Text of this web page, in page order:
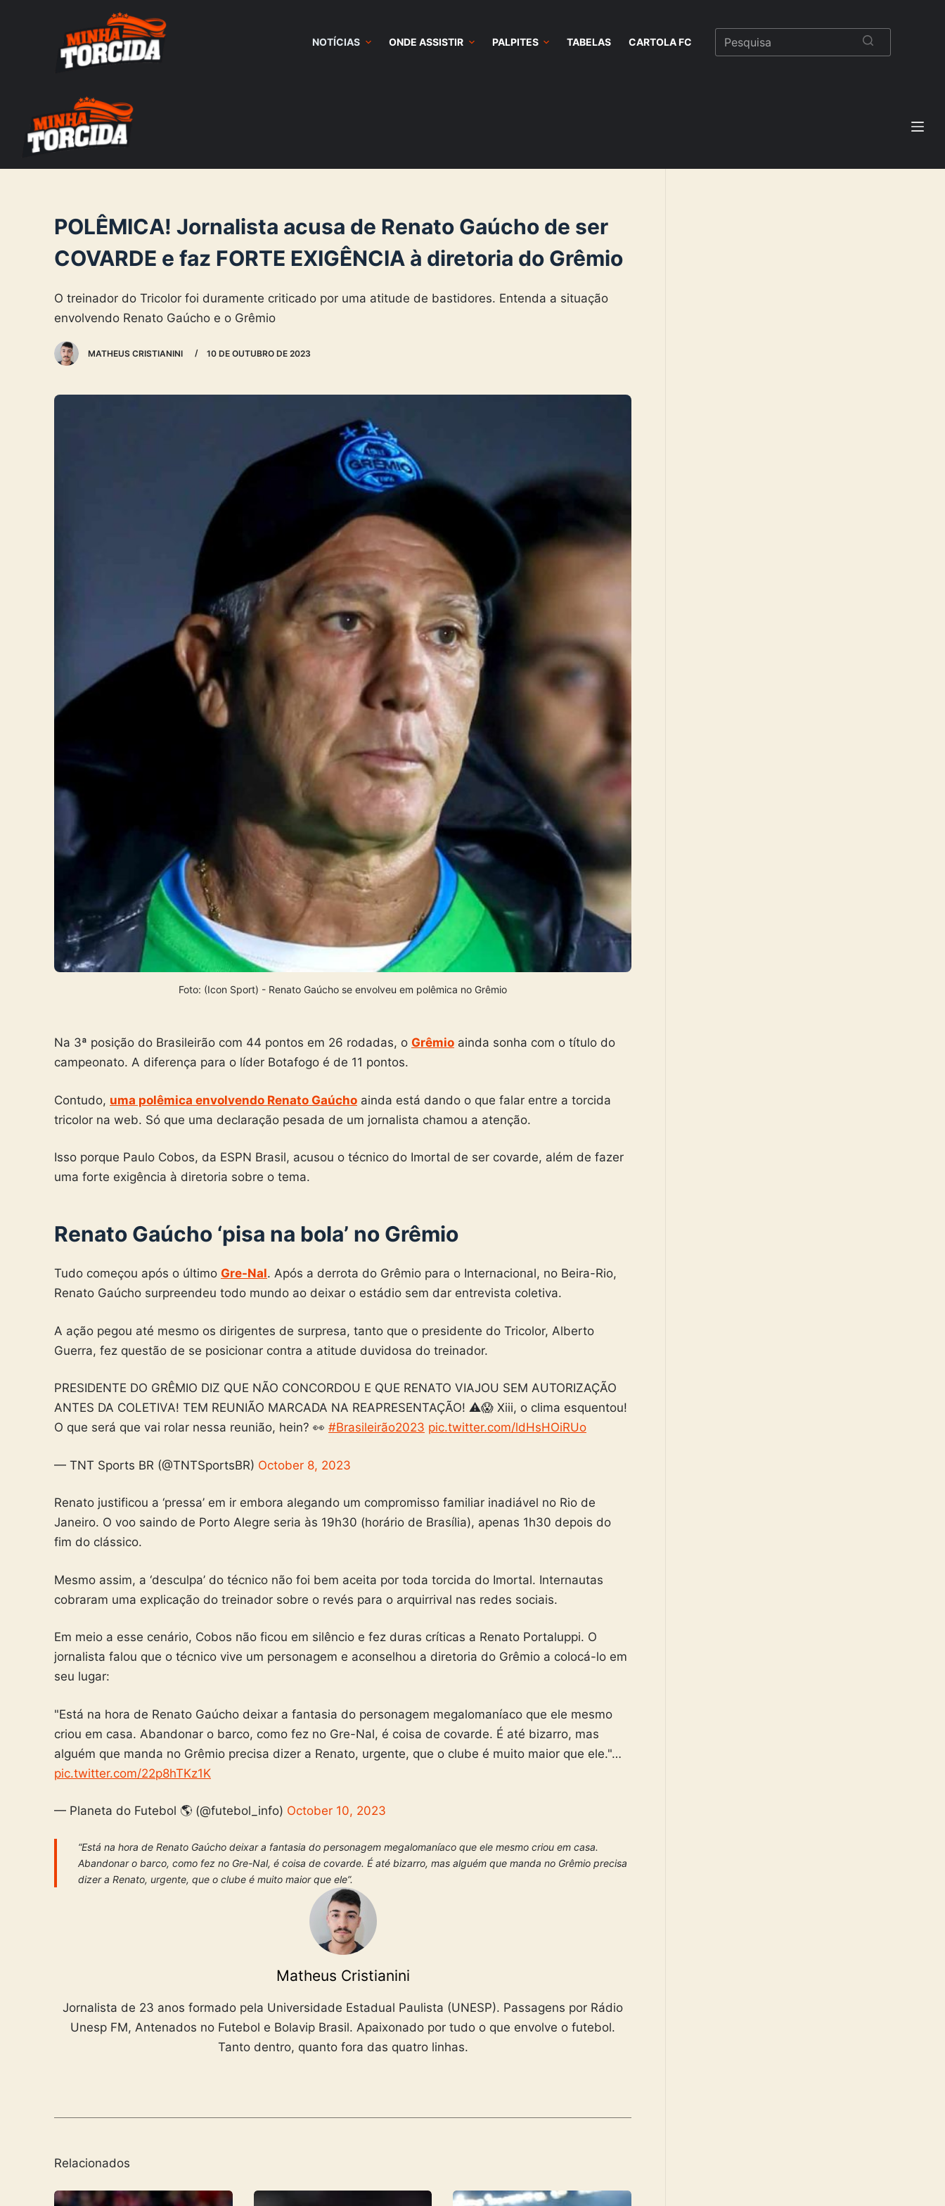
NOTÍCIAS ONDE ASSISTIR PALPITES TABELAS CARTOLA FC
POLÊMICA! Jornalista acusa de Renato Gaúcho de ser
COVARDE e faz FORTE EXIGÊNCIA à diretoria do Grêmio
O treinador do Tricolor foi duramente criticado por uma atitude de bastidores. Entenda a situação
envolvendo Renato Gaúcho e o Grêmio
MATHEUS CRISTIANINI 10 DE OUTUBRO DE 2023
Foto: (Icon Sport) - Renato Gaúcho se envolveu em polêmica no Grêmio
Na 3ª posição do Brasileirão com 44 pontos em 26 rodadas, o Grêmio ainda sonha com o título do
campeonato. A diferença para o líder Botafogo é de 11 pontos.
Contudo, uma polêmica envolvendo Renato Gaúcho ainda está dando o que falar entre a torcida
tricolor na web. Só que uma declaração pesada de um jornalista chamou a atenção.
Isso porque Paulo Cobos, da ESPN Brasil, acusou o técnico do Imortal de ser covarde, além de fazer
uma forte exigência à diretoria sobre o tema.
Renato Gaúcho ‘pisa na bola’ no Grêmio
Tudo começou após o último Gre-Nal. Após a derrota do Grêmio para o Internacional, no Beira-Rio,
Renato Gaúcho surpreendeu todo mundo ao deixar o estádio sem dar entrevista coletiva.
A ação pegou até mesmo os dirigentes de surpresa, tanto que o presidente do Tricolor, Alberto
Guerra, fez questão de se posicionar contra a atitude duvidosa do treinador.
PRESIDENTE DO GRÊMIO DIZ QUE NÃO CONCORDOU E QUE RENATO VIAJOU SEM AUTORIZAÇÃO
ANTES DA COLETIVA! TEM REUNIÃO MARCADA NA REAPRESENTAÇÃO! ⚠😱 Xiii, o clima esquentou!
O que será que vai rolar nessa reunião, hein? 👀 #Brasileirão2023 pic.twitter.com/ldHsHOiRUo
— TNT Sports BR (@TNTSportsBR) October 8, 2023
Renato justificou a ‘pressa’ em ir embora alegando um compromisso familiar inadiável no Rio de
Janeiro. O voo saindo de Porto Alegre seria às 19h30 (horário de Brasília), apenas 1h30 depois do
fim do clássico.
Mesmo assim, a ‘desculpa’ do técnico não foi bem aceita por toda torcida do Imortal. Internautas
cobraram uma explicação do treinador sobre o revés para o arquirrival nas redes sociais.
Em meio a esse cenário, Cobos não ficou em silêncio e fez duras críticas a Renato Portaluppi. O
jornalista falou que o técnico vive um personagem e aconselhou a diretoria do Grêmio a colocá-lo em
seu lugar:
"Está na hora de Renato Gaúcho deixar a fantasia do personagem megalomaníaco que ele mesmo
criou em casa. Abandonar o barco, como fez no Gre-Nal, é coisa de covarde. É até bizarro, mas
alguém que manda no Grêmio precisa dizer a Renato, urgente, que o clube é muito maior que ele."…
pic.twitter.com/22p8hTKz1K
— Planeta do Futebol 🌎 (@futebol_info) October 10, 2023
“Está na hora de Renato Gaúcho deixar a fantasia do personagem megalomaníaco que ele mesmo criou em casa.
Abandonar o barco, como fez no Gre-Nal, é coisa de covarde. É até bizarro, mas alguém que manda no Grêmio precisa
dizer a Renato, urgente, que o clube é muito maior que ele”.
Matheus Cristianini
Jornalista de 23 anos formado pela Universidade Estadual Paulista (UNESP). Passagens por Rádio
Unesp FM, Antenados no Futebol e Bolavip Brasil. Apaixonado por tudo o que envolve o futebol.
Tanto dentro, quanto fora das quatro linhas.
Relacionados